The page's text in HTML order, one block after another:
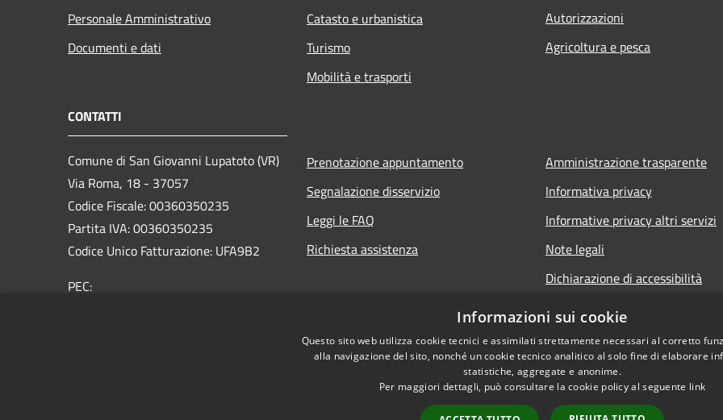
Personale Amministrativo
Documenti e dati
Catasto e urbanistica
Turismo
Mobilità e trasporti
Autorizzazioni
Agricoltura e pesca
CONTATTI
Comune di San Giovanni Lupatoto (VR)
Via Roma, 18 - 37057
Codice Fiscale: 00360350235
Partita IVA: 00360350235
Codice Unico Fatturazione: UFA9B2
PEC:
Prenotazione appuntamento
Segnalazione disservizio
Leggi le FAQ
Richiesta assistenza
Amministrazione trasparente
Informativa privacy
Informative privacy altri servizi
Note legali
Dichiarazione di accessibilità
Informazioni sui cookie
Questo sito web utilizza cookie tecnici e assimilati strettamente necessari al corretto
alla navigazione del sito, nonché un cookie tecnico analitico al solo fine di elaborare
statistiche, aggregate e anonime.
Per maggiori dettagli, può consultare la cookie policy al seguente link